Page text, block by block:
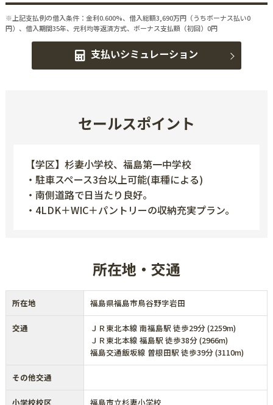
※上記支払例の借入条件：金利0.600%、借入総額3,690万円（うちボーナス払い0
円）、借入期間35年、元利均等返済方式、ボーナス支払額（初回）0円
支払いシミュレーション
セールスポイント
【学区】杉妻小学校、福島第一中学校
・駐車スペース3台以上可能(車種による)
・南側道路で日当たり良好。
・4LDK＋WIC＋パントリーの収納充実プラン。
所在地・交通
所在地 福島県福島市鳥谷野字岩田
交通
ＪＲ東北本線 南福島駅 徒歩29分 (2259m)
ＪＲ東北本線 福島駅 徒歩38分 (2966m)
福島交通飯坂線 曽根田駅 徒歩39分 (3110m)
その他交通
小学校校区 福島市立杉妻小学校